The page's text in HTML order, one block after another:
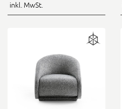
inkl. MwSt.